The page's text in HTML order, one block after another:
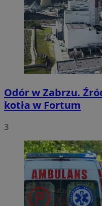
Odór w Zabrzu.
kotła w Fortum
3